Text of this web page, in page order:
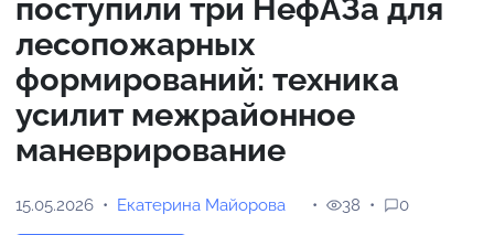
поступили три НефАЗа для
лесопожарных
формирований: техника
усилит межрайонное
маневрирование
15.05.2026 Екатерина Майорова 38 0